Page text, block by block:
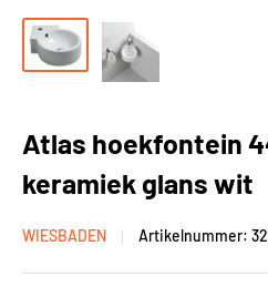
Atlas hoekfontein
keramiek glans wit
WIESBADEN Artikelnummer: